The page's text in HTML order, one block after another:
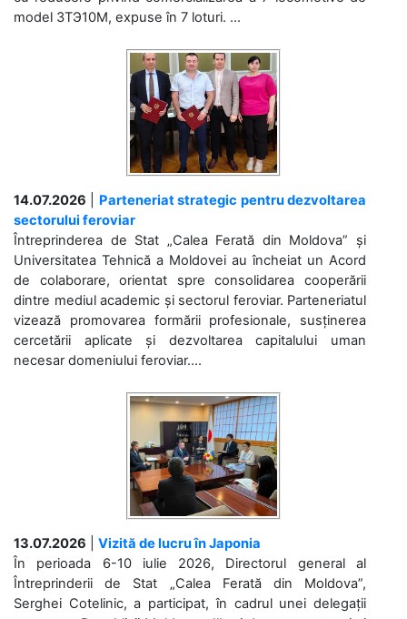
model 3ТЭ10М, expuse în 7 loturi. ...
14.07.2026
Parteneriat strategic pentru dezvoltarea
sectorului feroviar
Întreprinderea de Stat „Calea Ferată din Moldova” și
Universitatea Tehnică a Moldovei au încheiat un Acord
de colaborare, orientat spre consolidarea cooperării
dintre mediul academic și sectorul feroviar. Parteneriatul
vizează promovarea formării profesionale, susținerea
cercetării aplicate și dezvoltarea capitalului uman
necesar domeniului feroviar....
13.07.2026
Vizită de lucru în Japonia
În perioada 6-10 iulie 2026, Directorul general al
Întreprinderii de Stat „Calea Ferată din Moldova”,
Serghei Cotelinic, a participat, în cadrul unei delegații